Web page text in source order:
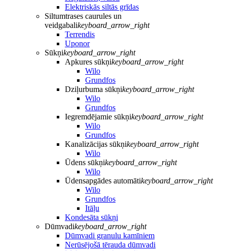
Elektriskās siltās grīdas
Siltumtrases caurules un
veidgabalikeyboard_arrow_right
Terrendis
Uponor
Sūkņikeyboard_arrow_right
Apkures sūkņikeyboard_arrow_right
Wilo
Grundfos
Dziļurbuma sūkņikeyboard_arrow_right
Wilo
Grundfos
Iegremdējamie sūkņikeyboard_arrow_right
Wilo
Grundfos
Kanalizācijas sūkņikeyboard_arrow_right
Wilo
Ūdens sūkņikeyboard_arrow_right
Wilo
Ūdensapgādes automātikeyboard_arrow_right
Wilo
Grundfos
Itāļu
Kondesāta sūkņi
Dūmvadikeyboard_arrow_right
Dūmvadi granulu kamīniem
Nerūsējošā tērauda dūmvadi